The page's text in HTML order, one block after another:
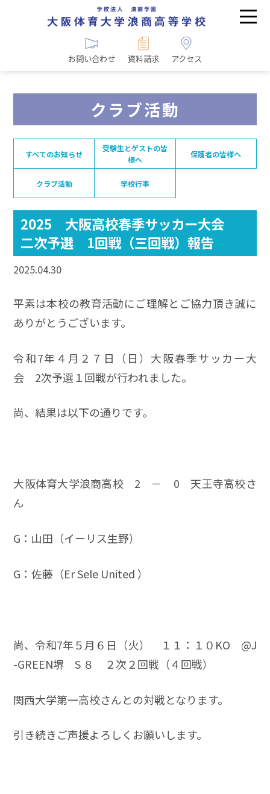
お問い合わせ 資料請求 アクセス
クラブ活動
すべてのお知らせ
受験生とゲストの皆
様へ
保護者の皆様へ
クラブ活動 学校行事
2025 大阪高校春季サッカー大会
二次予選 1回戦（三回戦）報告
2025.04.30
平素は本校の教育活動にご理解とご協力頂き誠に
ありがとうございます。
令和7年４月２７日（日）大阪春季サッカー大
会 2次予選１回戦が行われました。
尚、結果は以下の通りです。
大阪体育大学浪商高校 2 － 0 天王寺高校さ
ん
G：山田（イーリス生野）
G：佐藤（Er Sele United ）
尚、令和7年５月６日（火） １１：１０KO @J
-GREEN堺 S ８ ２次２回戦（４回戦）
関西大学第一高校さんとの対戦となります。
引き続きご声援よろしくお願いします。